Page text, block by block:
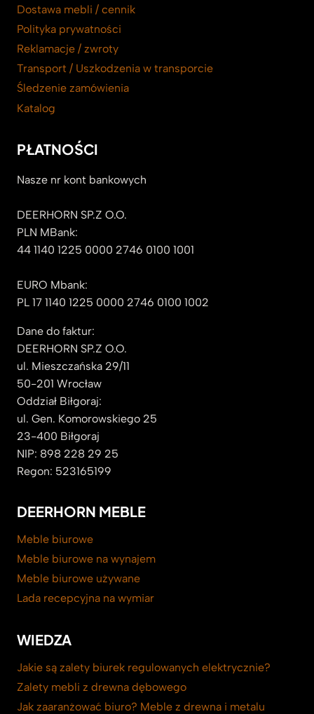
Dostawa mebli / cennik
Polityka prywatności
Reklamacje / zwroty
Transport / Uszkodzenia w transporcie
Śledzenie zamówienia
Katalog
PŁATNOŚCI
Nasze nr kont bankowych
DEERHORN SP.Z O.O.
PLN MBank:
44 1140 1225 0000 2746 0100 1001
EURO Mbank:
PL 17 1140 1225 0000 2746 0100 1002
Dane do faktur:
DEERHORN SP.Z O.O.
ul. Mieszczańska 29/11
50-201 Wrocław
Oddział Biłgoraj:
ul. Gen. Komorowskiego 25
23-400 Biłgoraj
NIP: 898 228 29 25
Regon: 523165199
DEERHORN MEBLE
Meble biurowe
Meble biurowe na wynajem
Meble biurowe używane
Lada recepcyjna na wymiar
WIEDZA
Jakie są zalety biurek regulowanych elektrycznie?
Zalety mebli z drewna dębowego
Jak zaaranżować biuro? Meble z drewna i metalu